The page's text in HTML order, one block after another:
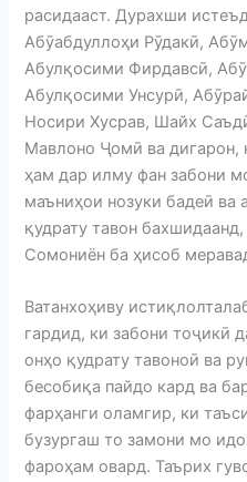
расидааст. Дурахши
Абӯабдуллоҳи Рӯдакӣ,
Абулқосими Фирдавсӣ,
Абулқосими Унсурӣ,
Носири Хусрав, Шайх
Мавлоно Ҷомӣ ва дигарон,
ҳам дар илму фан забони
маъниҳои нозуки бадеӣ
қудрату тавон
Сомониён ба ҳисоб
Ватанхоҳиву
гардид, ки забони тоҷикӣ
онҳо қудрату тавоноӣ ва
бесобиқа пайдо кард ва
фарҳанги оламгир, ки
бузургаш то замони мо
фароҳам овард. Таърих